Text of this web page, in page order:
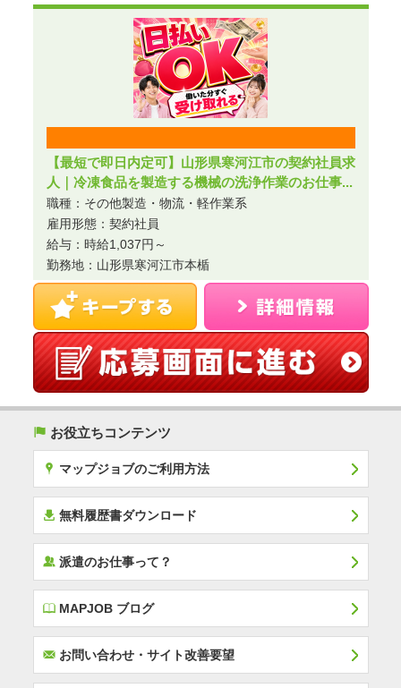
【最短で即日内定可】山形県寒河江市の契約社員求
人｜冷凍食品を製造する機械の洗浄作業のお仕事...
職種：その他製造・物流・軽作業系
雇用形態：契約社員
給与：時給1,037円～
勤務地：山形県寒河江市本楯
( お役立ちコンテンツ
x マップジョブのご利用方法
í 無料履歴書ダウンロード
‰派遣のお仕事って？
EMAPJOB ブログ
Fお問い合わせ・サイト改善要望